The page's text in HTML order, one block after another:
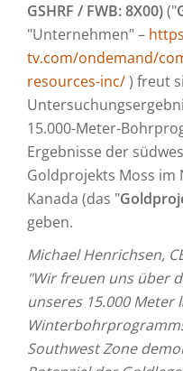
GSHRF / FWB: 8X00)("
"Unternehmen" –
tv.com/ondemand/
resources-inc/) freut
15.000-Meter-
Ergebnisse der
Goldprojekts Moss im
Kanada (das "
geben.
Michael Henrichsen,
"Wir freuen uns über
unseres 15.000 Meter
Southwest Zone